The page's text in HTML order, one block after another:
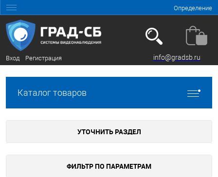
Определение
Вход Регистрация info@gradsb.ru
Каталог товаров
УТОЧНИТЬ РАЗДЕЛ
ФИЛЬТР ПО ПАРАМЕТРАМ